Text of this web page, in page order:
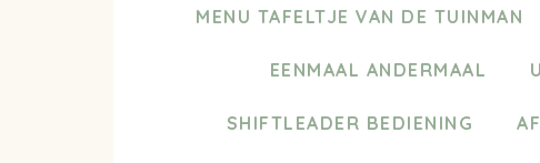
MENU TAFELTJE VAN DE TUINMAN
EENMAAL ANDERMAAL
SHIFTLEADER BEDIENING